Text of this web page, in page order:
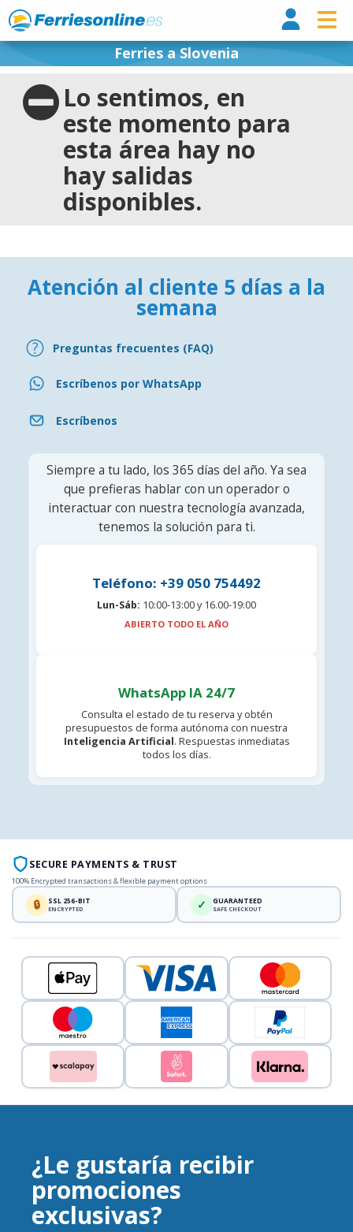
Ferries a Slovenia
Lo sentimos, en
este momento para
esta área hay no
hay salidas
disponibles.
Atención al cliente 5 días a la
semana
Preguntas frecuentes (FAQ)
Escríbenos por WhatsApp
Escríbenos
Siempre a tu lado, los 365 días del año. Ya sea
que prefieras hablar con un operador o
interactuar con nuestra tecnología avanzada,
tenemos la solución para ti.
Teléfono: +39 050 754492
Lun-Sáb: 10:00-13:00 y 16.00-19:00
ABIERTO TODO EL AÑO
WhatsApp IA 24/7
Consulta el estado de tu reserva y obtén
presupuestos de forma autónoma con nuestra
Inteligencia Artificial. Respuestas inmediatas
todos los días.
SECURE PAYMENTS & TRUST
100% Encrypted transactions & flexible payment options
🔒 SSL 256-BIT
ENCRYPTED ✓ GUARANTEED
SAFE CHECKOUT
¿Le gustaría recibir
promociones
exclusivas?